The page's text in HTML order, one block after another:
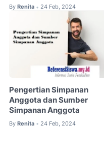
By Renita • 24 Feb, 2024
Pengertian Simpanan
Anggota dan Sumber
Simpanan Anggota
By Renita • 24 Feb, 2024